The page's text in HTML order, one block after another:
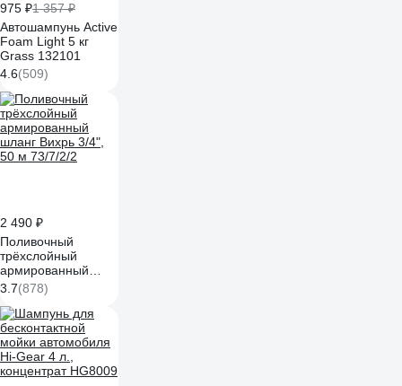
975 ₽1 357 ₽
Автошампунь Active
Foam Light 5 кг
Grass 132101
4.6(509)
2 490 ₽
Поливочный
трёхслойный
армированный
шланг Вихрь 3/4",
50 м 73/7/2/2
3.7(878)